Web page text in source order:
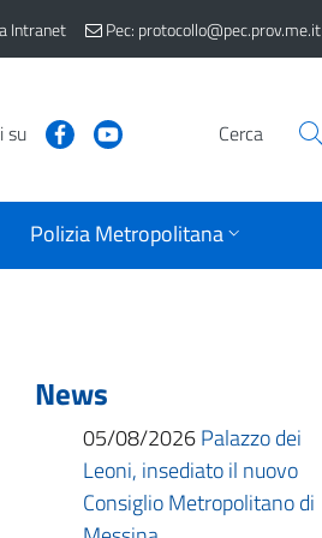
Intranet Pec: protocollo@pec.prov.me.it
su Cerca
Polizia Metropolitana
News
05/08/2026Palazzo dei
Leoni, insediato il nuovo
Consiglio Metropolitano di